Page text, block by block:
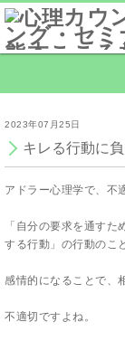
2023年07月25日
キレる行動に
アドラー心理学で、不
「自分の要求を通す
する行動」の行動のこ
感情的になることで、
不適切ですよね。